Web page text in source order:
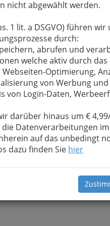
nicht abgewählt werden.
1 lit. a DSGVO) führen
durch:
abrufen und
welche aktiv durch das
Optimierung,
von Werbung
von Login-Daten,
darüber hinaus um €
Datenverarbeitungen
auf das unbedingt
dazu finden Sie hier